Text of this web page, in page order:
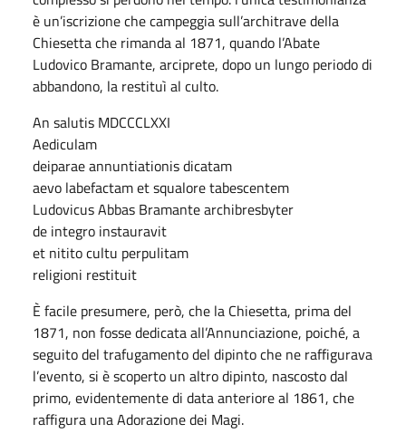
è un’iscrizione che campeggia sull’architrave della
Chiesetta che rimanda al 1871, quando l’Abate
Ludovico Bramante, arciprete, dopo un lungo periodo di
abbandono, la restituì al culto.
An salutis MDCCCLXXI
Aediculam
deiparae annuntiationis dicatam
aevo labefactam et squalore tabescentem
Ludovicus Abbas Bramante archibresbyter
de integro instauravit
et nitito cultu perpulitam
religioni restituit
È facile presumere, però, che la Chiesetta, prima del
1871, non fosse dedicata all’Annunciazione, poiché, a
seguito del trafugamento del dipinto che ne raffigurava
l’evento, si è scoperto un altro dipinto, nascosto dal
primo, evidentemente di data anteriore al 1861, che
raffigura una Adorazione dei Magi.